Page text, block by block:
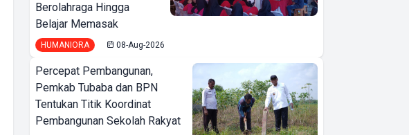
Berolahraga Hingga
Belajar Memasak
HUMANIORA 08-Aug-2026
Percepat Pembangunan,
Pemkab Tubaba dan BPN
Tentukan Titik Koordinat
Pembangunan Sekolah Rakyat